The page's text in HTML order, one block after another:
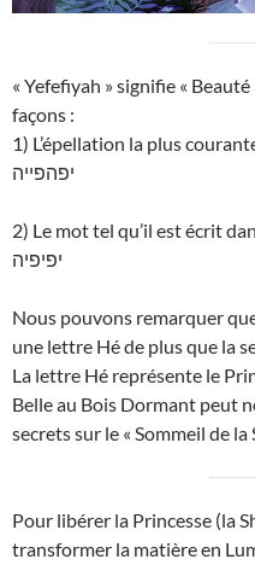
« Yefefiyah » signifie «
façons :
1) L’épellation la plus
יפהפייה
2) Le mot tel qu’il est écrit
יפיפיה
Nous pouvons remarquer
une lettre Hé de plus que la
La lettre Hé représente le
Belle au Bois Dormant peut
secrets sur le « Sommeil de
Pour libérer la Princesse (la
transformer la matière en